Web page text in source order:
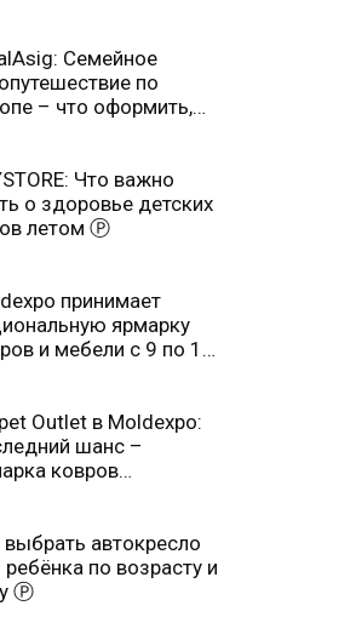
Семейное
по
– что оформить,
Что важно
о здоровье детских
летом Ⓟ
принимает
ярмарку
и мебели с 9 по 14
Outlet в Moldexpo:
шанс –
ковров
выбрать автокресло
ребёнка по возрасту и
Ⓟ